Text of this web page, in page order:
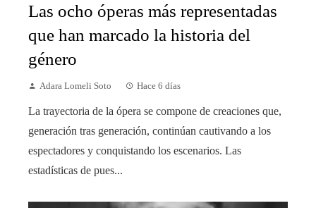
Las ocho óperas más representadas
que han marcado la historia del
género
Adara Lomeli Soto Hace 6 días
La trayectoria de la ópera se compone de creaciones que,
generación tras generación, continúan cautivando a los
espectadores y conquistando los escenarios. Las
estadísticas de pues...